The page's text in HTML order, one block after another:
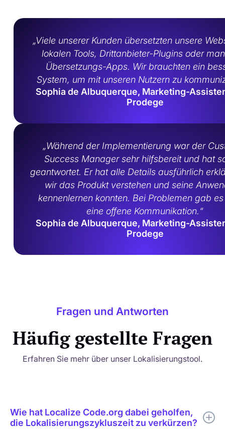
„Viele unserer Kunden übersetzten unsere
lokalen Tools, Drittanbieter-Plugins oder
Übersetzungs-Apps. Wir brauchten ein
System, um mit unseren Nutzern zu
Sophia de Albuquerque, Marketing-
Prodege
„Während der Implementierung war der
Success Manager sehr hilfsbereit und hat
geantwortet. Er hat alle Details ausführlich
wir das Produkt verstehen und seine
kennenlernen konnten. Bei Problemen gab
eine offene Kommunikation.“
Sophia de Albuquerque, Marketing-
Prodege
Fragen und Antworten
Häufig gestellte Fragen
Erfahren Sie mehr über unser Lokalisierungstool.
Wie hat Localize Code.org dabei geholfen,
die Lokalisierungszykluszeit zu verkürzen?